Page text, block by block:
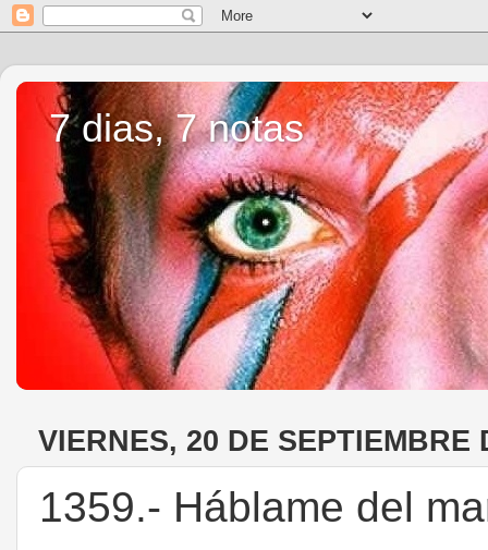
7 dias, 7 notas
VIERNES, 20 DE SEPTIEMBRE
1359.- Háblame del